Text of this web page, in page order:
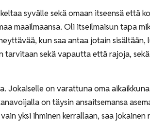
syvälle sekä omaan itseensä että
maailmaansa. Oli itseilmaisun tapa
kun saa antaa jotain
sekä vapautta että rajoja,
Jokaiselle on varattuna oma
on täysin ansaitsemansa
yksi ihminen kerrallaan, saa